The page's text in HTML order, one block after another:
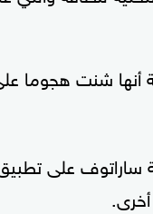
أنها شنت هجوما
على تطبيق